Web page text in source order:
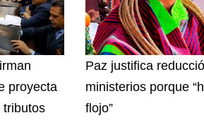
proyecta
tributos
Paz justifica
ministerios porque
flojo”